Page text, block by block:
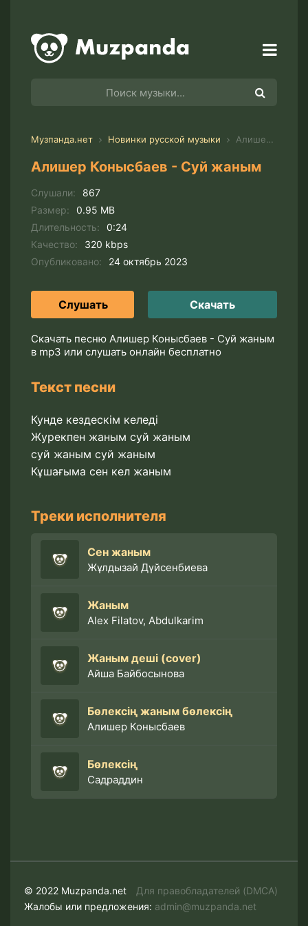
Музпанда.нет Новинки русской музыки Алишер Конысбаев - Суй жаным
Алишер Конысбаев - Суй жаным
Слушали:
867
Размер:
0.95 MB
Длительность:
0:24
Качество:
320 kbps
Опубликовано:
24 октябрь 2023
Слушать Скачать
Скачать песню Алишер Конысбаев - Суй жаным
в mp3 или слушать онлайн бесплатно
Текст песни
Кунде кездескім келеді
Журекпен жаным суй жаным
суй жаным суй жаным
Кұшағыма сен кел жаным
Треки исполнителя
Сен жаным
Жұлдызай Дүйсенбиева
Жаным
Alex Filatov, Abdulkarim
Жаным деші (cover)
Айша Байбосынова
Бөлексің жаным бөлексің
Алишер Конысбаев
Бөлексің
Садраддин
© 2022 Muzpanda.net
Для правобладателей (DMCA)
Жалобы или предложения: admin@muzpanda.net